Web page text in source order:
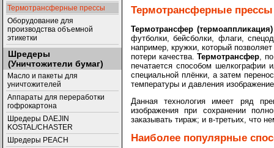
Термотрансферные прессы
Оборудование для
производства объемной
этикетки
Шредеры
(Уничтожители бумаг)
Масло и пакеты для
уничтожителей
Аппараты для переработки
гофрокартона
Шредеры DAEJIN
KOSTAL/CHASTER
Шредеры PEACH
Термотрансферные прессы
Термотрансфер (термоаппликация)
футболки, бейсболки, флаги,
например, кружки, который
потери качества.Термотрансфер ,
печатается способом шелкографии
специальной плёнки, а затем
температуры и давления
Данная технология имеет ряд
изображения при сохранении
заказывать тираж; и в-третьих, что
Наиболее популярные